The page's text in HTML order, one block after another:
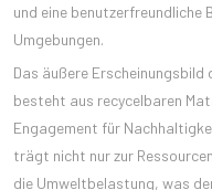
und eine benutzerfreundliche
Umgebungen.
Das äußere
besteht aus recycelbaren
Engagement für
trägt nicht nur zur
die Umweltbelastung, was